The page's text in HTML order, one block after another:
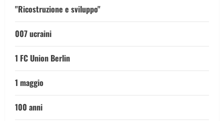
"Ricostruzione e sviluppo"
007 ucraini
1 FC Union Berlin
1 maggio
100 anni